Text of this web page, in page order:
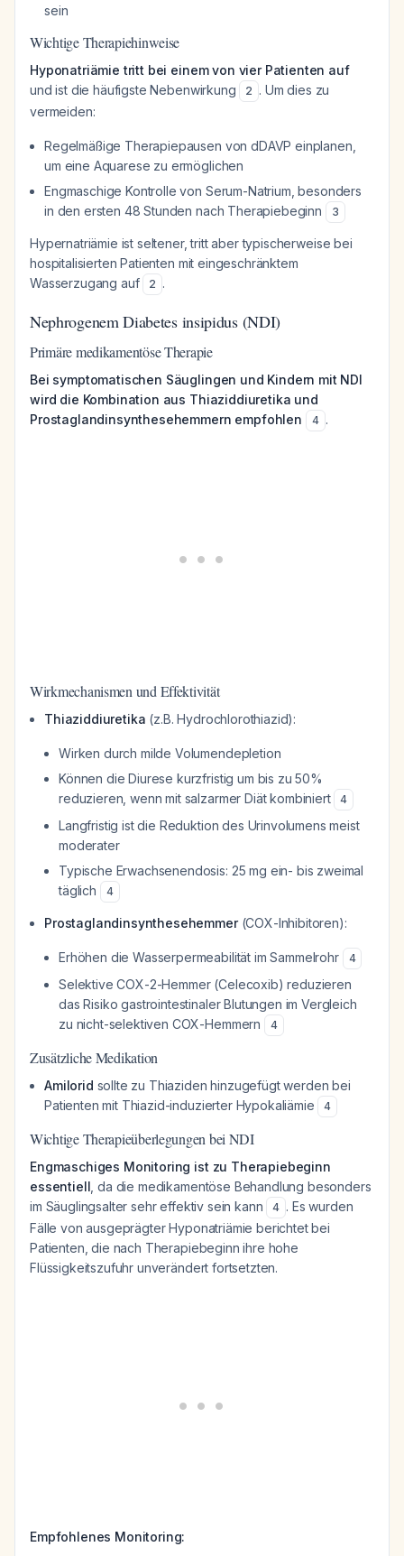
sein
Wichtige Therapiehinweise
Hyponatriämie tritt bei einem von vier Patienten auf
und ist die häufigste Nebenwirkung
2 . Um dies zu
vermeiden:
Regelmäßige Therapiepausen von dDAVP einplanen,
um eine Aquarese zu ermöglichen
Engmaschige Kontrolle von Serum-Natrium, besonders
in den ersten 48 Stunden nach Therapiebeginn
3
Hypernatriämie ist seltener, tritt aber typischerweise bei
hospitalisierten Patienten mit eingeschränktem
Wasserzugang auf
2 .
Nephrogenem Diabetes insipidus (NDI)
Primäre medikamentöse Therapie
Bei symptomatischen Säuglingen und Kindern mit NDI
wird die Kombination aus Thiaziddiuretika und
Prostaglandinsynthesehemmern empfohlen
4 .
Wirkmechanismen und Effektivität
Thiaziddiuretika (z.B. Hydrochlorothiazid):
Wirken durch milde Volumendepletion
Können die Diurese kurzfristig um bis zu 50%
reduzieren, wenn mit salzarmer Diät kombiniert
4
Langfristig ist die Reduktion des Urinvolumens meist
moderater
Typische Erwachsenendosis: 25 mg ein- bis zweimal
täglich
4
Prostaglandinsynthesehemmer(COX-Inhibitoren):
Erhöhen die Wasserpermeabilität im Sammelrohr 4
Selektive COX-2-Hemmer (Celecoxib) reduzieren
das Risiko gastrointestinaler Blutungen im Vergleich
zu nicht-selektiven COX-Hemmern
4
Zusätzliche Medikation
Amilorid sollte zu Thiaziden hinzugefügt werden bei
Patienten mit Thiazid-induzierter Hypokaliämie
4
Wichtige Therapieüberlegungen bei NDI
Engmaschiges Monitoring ist zu Therapiebeginn
essentiell , da die medikamentöse Behandlung besonders
im Säuglingsalter sehr effektiv sein kann
4 . Es wurden
Fälle von ausgeprägter Hyponatriämie berichtet bei
Patienten, die nach Therapiebeginn ihre hohe
Flüssigkeitszufuhr unverändert fortsetzten.
Empfohlenes Monitoring: